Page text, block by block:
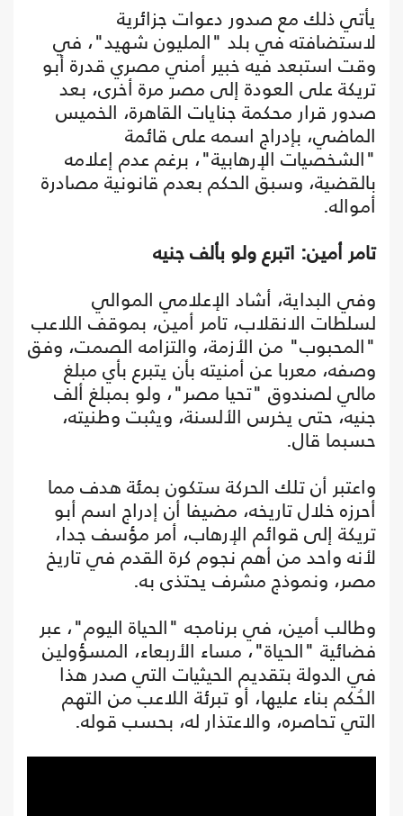
يأتي ذلك مع صدور دعوات جزائرية
لاستضافته في بلد "المليون شهيد"، في
وقت استبعد فيه خبير أمني مصري قدرة أبو
تريكة على العودة إلى مصر مرة أخرى، بعد
صدور قرار محكمة جنايات القاهرة، الخميس
الماضي، بإدراج اسمه على قائمة
"الشخصيات الإرهابية"، برغم عدم إعلامه
بالقضية، وسبق الحكم بعدم قانونية مصادرة
أمواله.
تامر أمين: اتبرع ولو بألف جنيه
وفي البداية، أشاد الإعلامي الموالي
لسلطات الانقلاب، تامر أمين، بموقف اللاعب
"المحبوب" من الأزمة، والتزامه الصمت، وفق
وصفه، معربا عن أمنيته بأن يتبرع بأي مبلغ
مالي لصندوق "تحيا مصر"، ولو بمبلغ ألف
جنيه، حتى يخرس الألسنة، ويثبت وطنيته،
حسبما قال.
واعتبر أن تلك الحركة ستكون بمئة هدف مما
أحرزه خلال تاريخه، مضيفا أن إدراج اسم أبو
تريكة إلى قوائم الإرهاب، أمر مؤسف جدا،
لأنه واحد من أهم نجوم كرة القدم في تاريخ
مصر، ونموذج مشرف يحتذى به.
وطالب أمين، في برنامجه "الحياة اليوم"، عبر
فضائية "الحياة"، مساء الأربعاء، المسؤولين
في الدولة بتقديم الحيثيات التي صدر هذا
الحُكم بناء عليها، أو تبرئة اللاعب من التهم
التي تحاصره، والاعتذار له، بحسب قوله.